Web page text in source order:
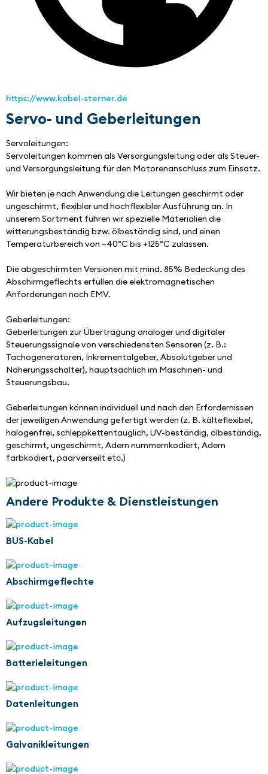
https://www.kabel-sterner.de
Servo- und Geberleitungen
Servoleitungen:
Servoleitungen kommen als Versorgungsleitung oder als Steuer-
und Versorgungsleitung für den Motorenanschluss zum Einsatz.
Wir bieten je nach Anwendung die Leitungen geschirmt oder
ungeschirmt, flexibler und hochflexibler Ausführung an. In
unserem Sortiment führen wir spezielle Materialien die
witterungsbeständig bzw. ölbeständig sind, und einen
Temperaturbereich von –40°C bis +125°C zulassen.
Die abgeschirmten Versionen mit mind. 85% Bedeckung des
Abschirmgeflechts erfüllen die elektromagnetischen
Anforderungen nach EMV.
Geberleitungen:
Geberleitungen zur Übertragung analoger und digitaler
Steuerungssignale von verschiedensten Sensoren (z. B.:
Tachogeneratoren, Inkrementalgeber, Absolutgeber und
Näherungsschalter), hauptsächlich im Maschinen- und
Steuerungsbau.
Geberleitungen können individuell und nach den Erfordernissen
der jeweiligen Anwendung gefertigt werden (z. B. kälteflexibel,
halogenfrei, schleppkettentauglich, UV-beständig, ölbeständig,
geschirmt, ungeschirmt, Adern nummernkodiert, Adern
farbkodiert, paarverseilt etc.)
Andere Produkte & Dienstleistungen
BUS-Kabel
Abschirmgeflechte
Aufzugsleitungen
Batterieleitungen
Datenleitungen
Galvanikleitungen